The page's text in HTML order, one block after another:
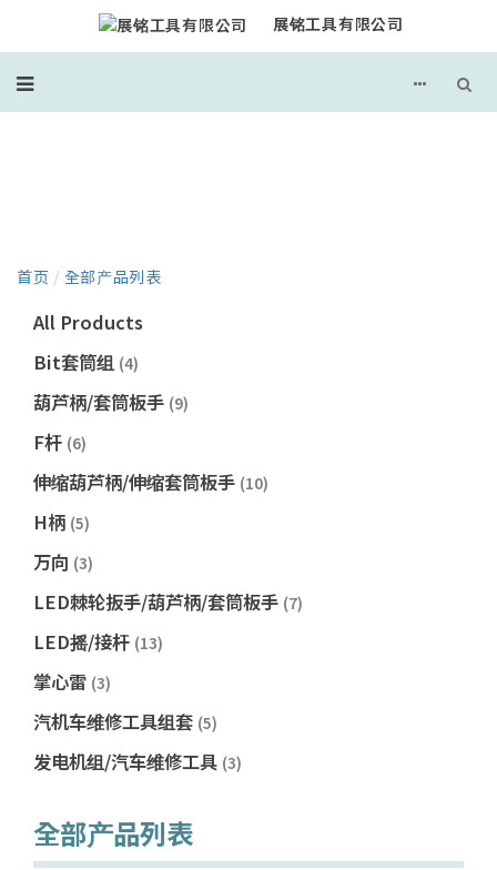
展铭工具有限公司
首页 / 全部产品列表
All Products
Bit套筒组 (4)
葫芦柄/套筒板手 (9)
F杆 (6)
伸缩葫芦柄/伸缩套筒板手 (10)
H柄 (5)
万向 (3)
LED棘轮扳手/葫芦柄/套筒板手 (7)
LED摇/接杆 (13)
掌心雷 (3)
汽机车维修工具组套 (5)
发电机组/汽车维修工具 (3)
全部产品列表